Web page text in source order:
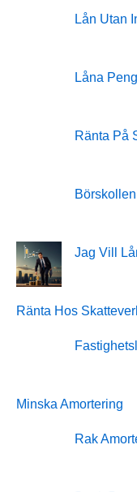
Lån Utan
Låna
Ränta På
Jag Vill
Ränta Hos
Minska Amortering
Rak